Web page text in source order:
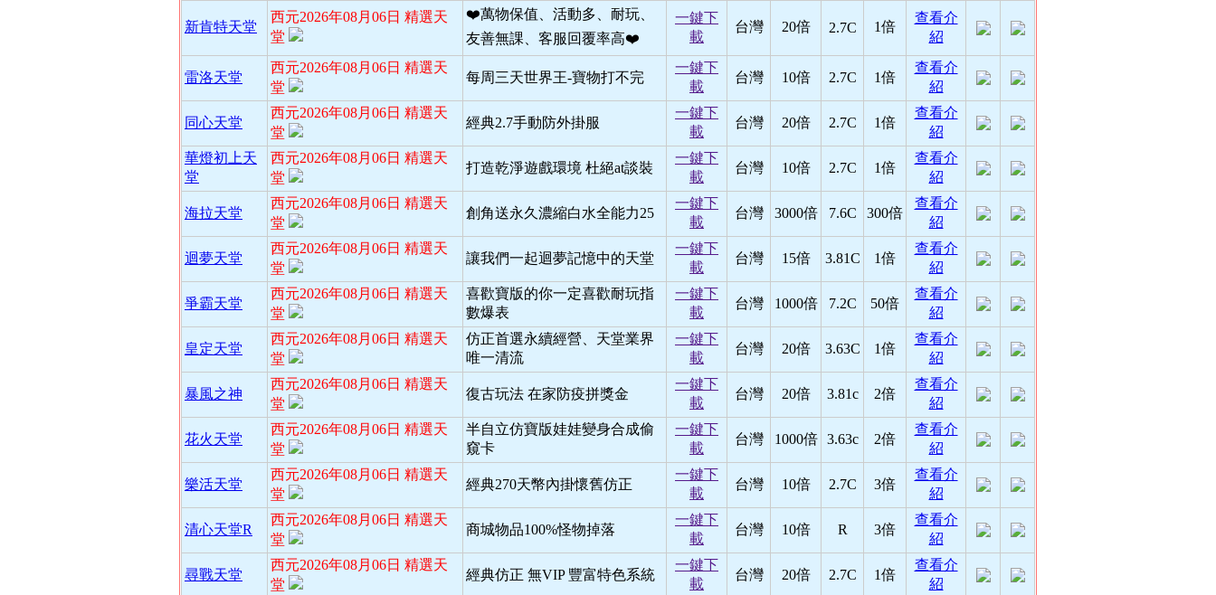
新肯特天堂
西元2026年08月06日 精選天
堂
❤️萬物保值、活動多、耐玩、
友善無課、客服回覆率高❤️
一鍵下
載
台灣 20倍 2.7C 1倍
查看介
紹
雷洛天堂
西元2026年08月06日 精選天
堂
每周三天世界王-寶物打不完
一鍵下
載
台灣 10倍 2.7C 1倍
查看介
紹
同心天堂
西元2026年08月06日 精選天
堂
經典2.7手動防外掛服
一鍵下
載
台灣 20倍 2.7C 1倍
查看介
紹
華燈初上天
堂
西元2026年08月06日 精選天
堂
打造乾淨遊戲環境 杜絕at談裝
一鍵下
載
台灣 10倍 2.7C 1倍
查看介
紹
海拉天堂
西元2026年08月06日 精選天
堂
創角送永久濃縮白水全能力25
一鍵下
載
台灣 3000倍 7.6C 300倍
查看介
紹
迴夢天堂
西元2026年08月06日 精選天
堂
讓我們一起迴夢記憶中的天堂
一鍵下
載
台灣 15倍 3.81C 1倍
查看介
紹
爭霸天堂
西元2026年08月06日 精選天
堂
喜歡寶版的你一定喜歡耐玩指
數爆表
一鍵下
載
台灣 1000倍 7.2C 50倍
查看介
紹
皇定天堂
西元2026年08月06日 精選天
堂
仿正首選永續經營、天堂業界
唯一清流
一鍵下
載
台灣 20倍 3.63C 1倍
查看介
紹
暴風之神
西元2026年08月06日 精選天
堂
復古玩法 在家防疫拼獎金
一鍵下
載
台灣 20倍 3.81c 2倍
查看介
紹
花火天堂
西元2026年08月06日 精選天
堂
半自立仿寶版娃娃變身合成偷
窺卡
一鍵下
載
台灣 1000倍 3.63c 2倍
查看介
紹
樂活天堂
西元2026年08月06日 精選天
堂
經典270天幣內掛懷舊仿正
一鍵下
載
台灣 10倍 2.7C 3倍
查看介
紹
清心天堂R
西元2026年08月06日 精選天
堂
商城物品100%怪物掉落
一鍵下
載
台灣 10倍 R 3倍
查看介
紹
尋戰天堂
西元2026年08月06日 精選天
堂
經典仿正 無VIP 豐富特色系統
一鍵下
載
台灣 20倍 2.7C 1倍
查看介
紹